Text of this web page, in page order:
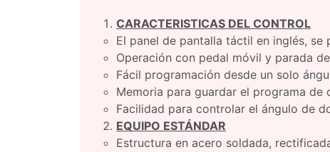
CARACTERISTICAS DEL CONTROL
El panel de pantalla táctil en inglés,
Operación con pedal móvil y parada
Fácil programación desde un solo
Memoria para guardar el programa de
Facilidad para controlar el ángulo de
EQUIPO ESTÁNDAR
Estructura en acero soldada,